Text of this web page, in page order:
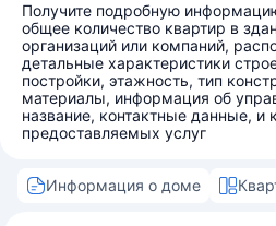
Получите подробную
общее количество квартир в
организаций или компаний,
детальные характеристики
постройки, этажность, тип
материалы, информация об
название, контактные данные, и
предоставляемых услуг
Информация о доме